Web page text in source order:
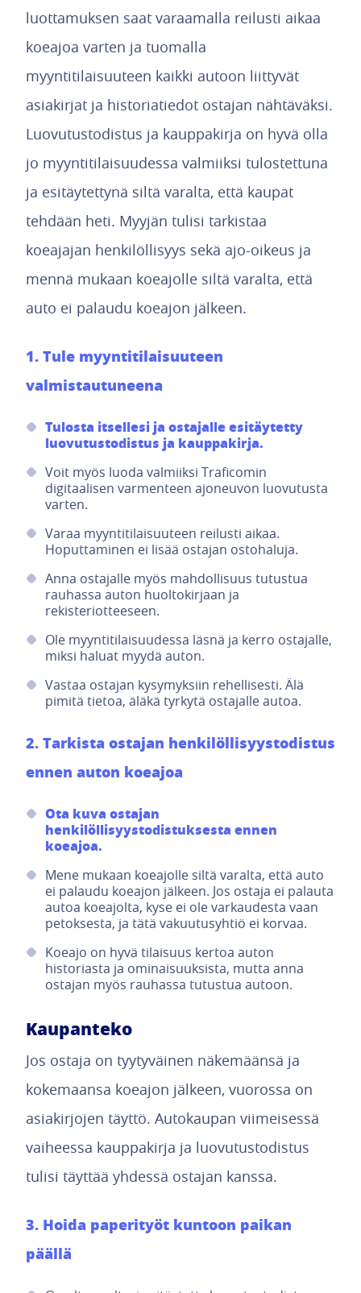
luottamuksen saat varaamalla reilusti aikaa
koeajoa varten ja tuomalla
myyntitilaisuuteen kaikki autoon liittyvät
asiakirjat ja historiatiedot ostajan nähtäväksi.
Luovutustodistus ja kauppakirja on hyvä olla
jo myyntitilaisuudessa valmiiksi tulostettuna
ja esitäytettynä siltä varalta, että kaupat
tehdään heti. Myyjän tulisi tarkistaa
koeajajan henkilöllisyys sekä ajo-oikeus ja
mennä mukaan koeajolle siltä varalta, että
auto ei palaudu koeajon jälkeen.
1. Tule myyntitilaisuuteen
valmistautuneena
Tulosta itsellesi ja ostajalle esitäytetty
luovutustodistus ja kauppakirja.
Voit myös luoda valmiiksi Traficomin
digitaalisen varmenteen ajoneuvon luovutusta
varten.
Varaa myyntitilaisuuteen reilusti aikaa.
Hoputtaminen ei lisää ostajan ostohaluja.
Anna ostajalle myös mahdollisuus tutustua
rauhassa auton huoltokirjaan ja
rekisteriotteeseen.
Ole myyntitilaisuudessa läsnä ja kerro ostajalle,
miksi haluat myydä auton.
Vastaa ostajan kysymyksiin rehellisesti. Älä
pimitä tietoa, äläkä tyrkytä ostajalle autoa.
2. Tarkista ostajan henkilöllisyystodistus
ennen auton koeajoa
Ota kuva ostajan
henkilöllisyystodistuksesta ennen
koeajoa.
Mene mukaan koeajolle siltä varalta, että auto
ei palaudu koeajon jälkeen. Jos ostaja ei palauta
autoa koeajolta, kyse ei ole varkaudesta vaan
petoksesta, ja tätä vakuutusyhtiö ei korvaa.
Koeajo on hyvä tilaisuus kertoa auton
historiasta ja ominaisuuksista, mutta anna
ostajan myös rauhassa tutustua autoon.
Kaupanteko
Jos ostaja on tyytyväinen näkemäänsä ja
kokemaansa koeajon jälkeen, vuorossa on
asiakirjojen täyttö. Autokaupan viimeisessä
vaiheessa kauppakirja ja luovutustodistus
tulisi täyttää yhdessä ostajan kanssa.
3. Hoida paperityöt kuntoon paikan
päällä